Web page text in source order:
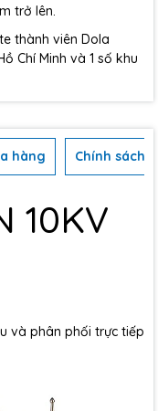
trở lên.
thành viên Dola
Chí Minh và 1 số khu
hàng Chính sách
10KV
và phân phối trực tiếp